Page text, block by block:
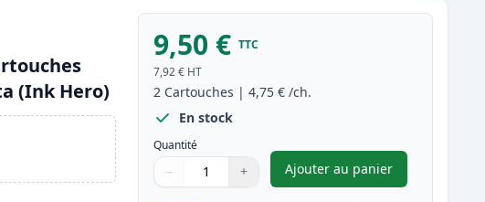
(Ink Hero)
9,50 € TTC
7,92 € HT
2 Cartouches |4,75 € /ch.
En stock
Quantité
Quantité
Utilisez les boutons pour ajuster
− +
Quantité
Ajouter au panier
,Pack de 2 Brother